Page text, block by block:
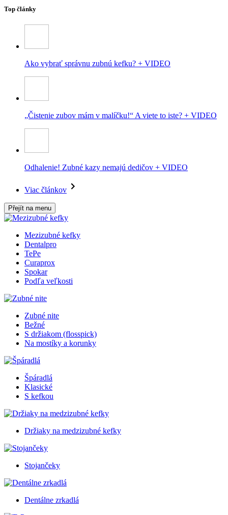
Top články
Ako vybrať správnu zubnú kefku? + VIDEO
„Čistenie zubov mám v malíčku!“ A viete to iste? + VIDEO
Odhalenie! Zubné kazy nemajú dedičov + VIDEO
Viac článkov
Přejít na menu
Mezizubné kefky
Dentalpro
TePe
Curaprox
Spokar
Podľa veľkosti
Zubné nite
Bežné
S držiakom (flosspick)
Na mostíky a korunky
Špáradlá
Klasické
S kefkou
Držiaky na medzizubné kefky
Stojančeky
Dentálne zrkadlá